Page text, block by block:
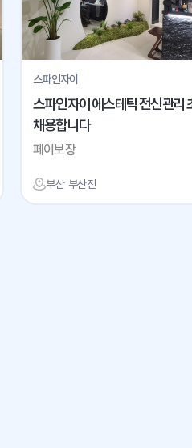
스파인자이
스파인자이 에스테틱 전신관리
채용합니다
페이보장
부산 부산진